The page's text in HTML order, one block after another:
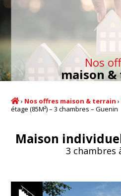
Nos
maison
› Nos offres maison & terrain ›
étage (85M²) – 3 chambres – Guenin
Maison
3 chambres